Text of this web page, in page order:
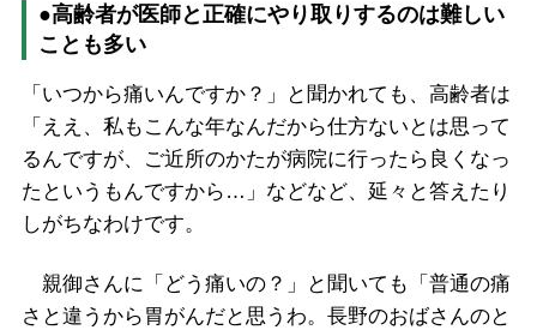
●高齢者が医師と正確にやり取りするのは難しい
ことも多い
「いつから痛いんですか？」と聞かれても、高齢者は
「ええ、私もこんな年なんだから仕方ないとは思って
るんですが、ご近所のかたが病院に行ったら良くなっ
たというもんですから…」などなど、延々と答えたり
しがちなわけです。
親御さんに「どう痛いの？」と聞いても「普通の痛
さと違うから胃がんだと思うわ。長野のおばさんのと